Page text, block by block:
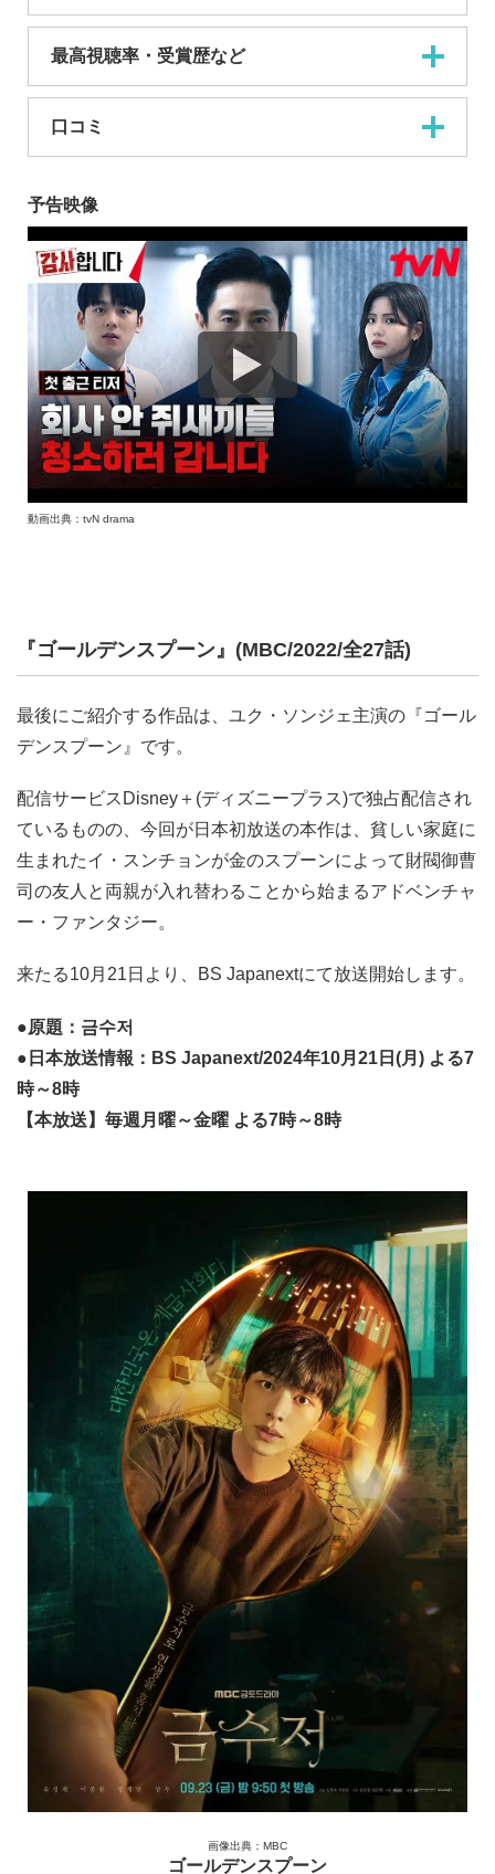
最高視聴率・受賞歴など
口コミ
予告映像
動画出典：tvN drama
『ゴールデンスプーン』(MBC/2022/全27話)
最後にご紹介する作品は、ユク・ソンジェ主演の『ゴール
デンスプーン』です。
配信サービスDisney＋(ディズニープラス)で独占配信され
ているものの、今回が日本初放送の本作は、貧しい家庭に
生まれたイ・スンチョンが金のスプーンによって財閥御曹
司の友人と両親が入れ替わることから始まるアドベンチャ
ー・ファンタジー。
来たる10月21日より、BS Japanextにて放送開始します。
●原題：금수저
●日本放送情報：BS Japanext/2024年10月21日(月) よる7
時～8時
【本放送】毎週月曜～金曜 よる7時～8時
画像出典：MBC
ゴールデンスプーン